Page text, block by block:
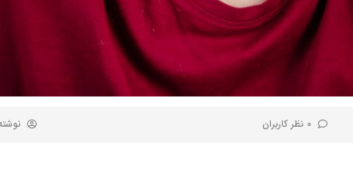
0 نظر کاربران